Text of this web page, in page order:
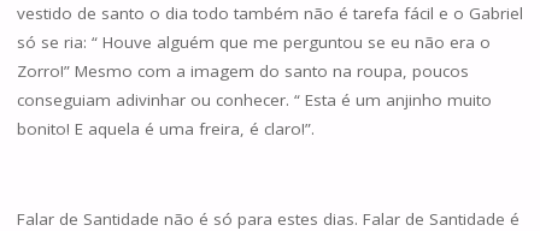
vestido de santo o dia todo também não é tarefa fácil e o Gabriel
só se ria: “ Houve alguém que me perguntou se eu não era o
Zorro!” Mesmo com a imagem do santo na roupa, poucos
conseguiam adivinhar ou conhecer. “ Esta é um anjinho muito
bonito! E aquela é uma freira, é claro!”.
Falar de Santidade não é só para estes dias. Falar de Santidade é